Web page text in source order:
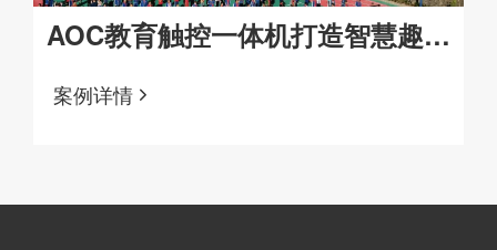
AOC教育触控一体机打造智慧趣课
堂
案例详情